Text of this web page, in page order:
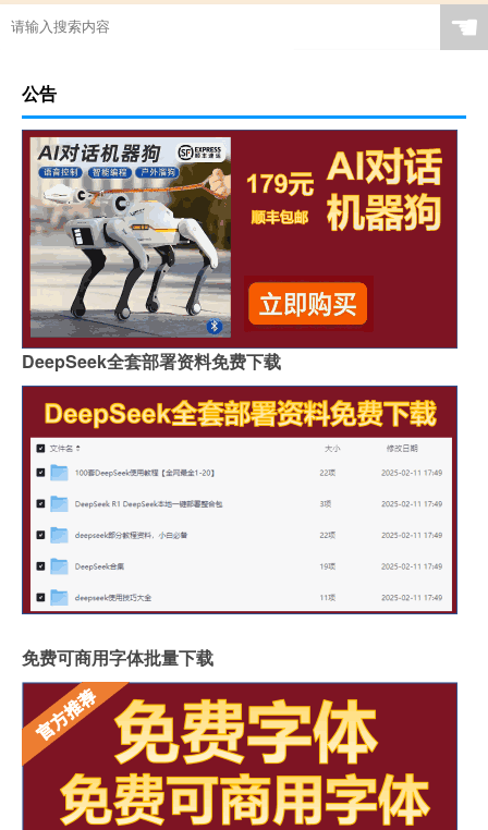
☚
公告
DeepSeek全套部署资料免费下载
免费可商用字体批量下载